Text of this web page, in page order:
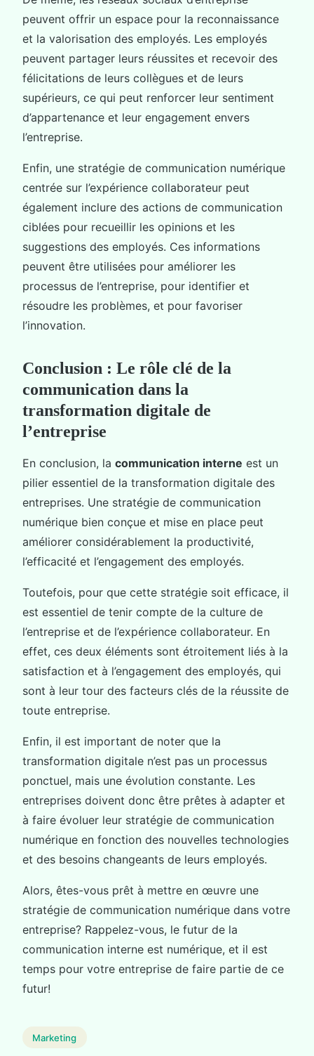
peuvent offrir un espace pour la reconnaissance
et la valorisation des employés. Les employés
peuvent partager leurs réussites et recevoir des
félicitations de leurs collègues et de leurs
supérieurs, ce qui peut renforcer leur sentiment
d’appartenance et leur engagement envers
l’entreprise.
Enfin, une stratégie de communication numérique
centrée sur l’expérience collaborateur peut
également inclure des actions de communication
ciblées pour recueillir les opinions et les
suggestions des employés. Ces informations
peuvent être utilisées pour améliorer les
processus de l’entreprise, pour identifier et
résoudre les problèmes, et pour favoriser
l’innovation.
Conclusion : Le rôle clé de la
communication dans la
transformation digitale de
l’entreprise
En conclusion, la communication interne est un
pilier essentiel de la transformation digitale des
entreprises. Une stratégie de communication
numérique bien conçue et mise en place peut
améliorer considérablement la productivité,
l’efficacité et l’engagement des employés.
Toutefois, pour que cette stratégie soit efficace, il
est essentiel de tenir compte de la culture de
l’entreprise et de l’expérience collaborateur. En
effet, ces deux éléments sont étroitement liés à la
satisfaction et à l’engagement des employés, qui
sont à leur tour des facteurs clés de la réussite de
toute entreprise.
Enfin, il est important de noter que la
transformation digitale n’est pas un processus
ponctuel, mais une évolution constante. Les
entreprises doivent donc être prêtes à adapter et
à faire évoluer leur stratégie de communication
numérique en fonction des nouvelles technologies
et des besoins changeants de leurs employés.
Alors, êtes-vous prêt à mettre en œuvre une
stratégie de communication numérique dans votre
entreprise? Rappelez-vous, le futur de la
communication interne est numérique, et il est
temps pour votre entreprise de faire partie de ce
futur!
Marketing